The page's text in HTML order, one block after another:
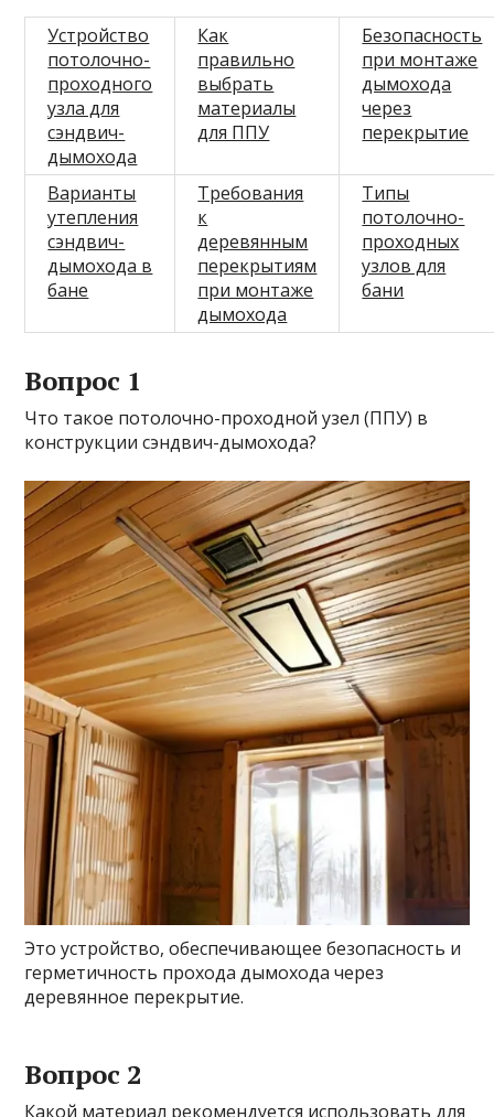
Устройство
потолочно-
проходного
узла для
сэндвич-
дымохода
Как
правильно
выбрать
материалы
для ППУ
Безопасность
при монтаже
дымохода
через
перекрытие
Варианты
утепления
сэндвич-
дымохода в
бане
Требования
к
деревянным
перекрытиям
при монтаже
дымохода
Типы
потолочно-
проходных
узлов для
бани
Вопрос 1
Что такое потолочно-проходной узел (ППУ) в
конструкции сэндвич-дымохода?
Это устройство, обеспечивающее безопасность и
герметичность прохода дымохода через
деревянное перекрытие.
Вопрос 2
Какой материал рекомендуется использовать для